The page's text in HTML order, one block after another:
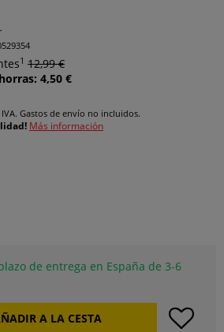
1 12,99 €
4,50 €
Gastos de envío no incluidos.
Más información
de entrega en España de 3-6
A LA CESTA